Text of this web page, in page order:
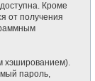
Кроме
от получения
хэшированием).
пароль,